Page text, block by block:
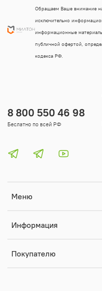
Меню
Информация
Покупателю
8 800 550 46 98
Беслатно по всей РФ
Обращаем Ваше внимание
исключительно
информационные
публичной офертой,
кодекса РФ.